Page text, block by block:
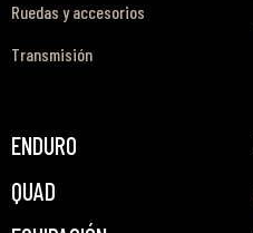
Ruedas y accesorios
Transmisión
ENDURO
QUAD